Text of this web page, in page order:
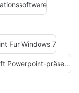
Fur Windows 7
Kostenlose Microsoft Powerpoint-präsentation